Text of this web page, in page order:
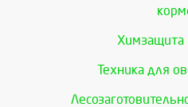
Химзащита
Техника для